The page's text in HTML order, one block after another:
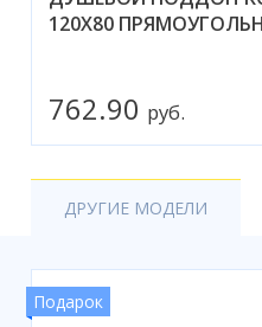
120X80
762.90 руб.
ДРУГИЕ МОДЕЛИ
Подарок